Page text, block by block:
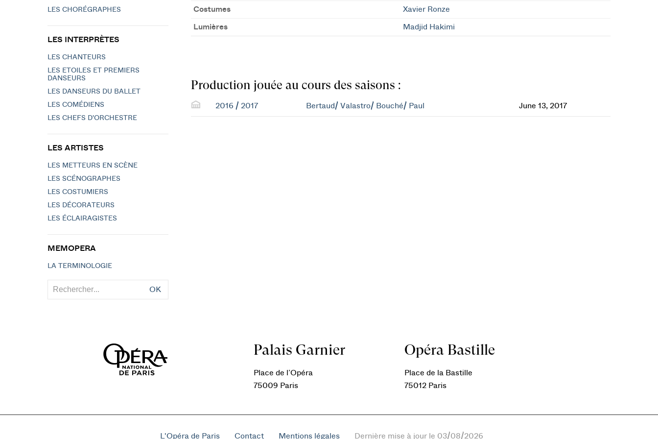
Costumes Xavier Ronze
Lumières Madjid Hakimi
Production jouée au cours des saisons :
2016 / 2017 Bertaud/ Valastro/ Bouché/ Paul June 13, 2017
LES CHORÉGRAPHES
LES INTERPRÈTES
LES CHANTEURS
LES ETOILES ET PREMIERS
DANSEURS
LES DANSEURS DU BALLET
LES COMÉDIENS
LES CHEFS D'ORCHESTRE
LES ARTISTES
LES METTEURS EN SCÈNE
LES SCÉNOGRAPHES
LES COSTUMIERS
LES DÉCORATEURS
LES ÉCLAIRAGISTES
MEMOPERA
LA TERMINOLOGIE
OK
Palais Garnier
Place de l’Opéra
75009 Paris
Opéra Bastille
Place de la Bastille
75012 Paris
L'Opéra de Paris Contact Mentions légales Dernière mise à jour le 03/08/2026